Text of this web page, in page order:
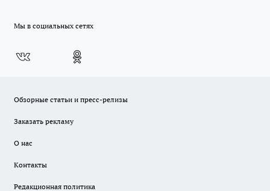
Мы в социальных сетях
Обзорные статьи и пресс-релизы
Заказать рекламу
О нас
Контакты
Редакционная политика